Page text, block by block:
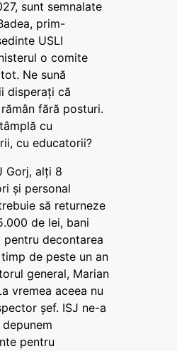
sunt semnalate
prim-
USLI
o comite
Ne sună
disperați că
fără posturi.
cu
cu educatorii?
Gorj, alți 8
și personal
să returneze
de lei, bani
decontarea
de peste un an
general, Marian
vremea aceea nu
șef. ISJ ne-a
pentru